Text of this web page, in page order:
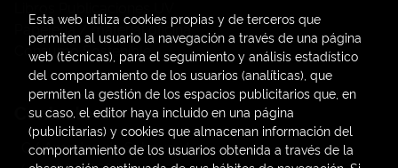
Papelería / material oficina
Consumo Sostenible
Contacto
C/ Amadeo de Saboya, 4
Esta web utiliza cookies propias y de terceros que
permiten al usuario la navegación a través de una página
web (técnicas), para el seguimiento y análisis estadístico
del comportamiento de los usuarios (analíticas), que
permiten la gestión de los espacios publicitarios que, en
su caso, el editor haya incluido en una página
(publicitarias) y cookies que almacenan información del
comportamiento de los usuarios obtenida a través de la